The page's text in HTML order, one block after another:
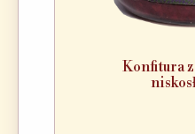
Konfitura